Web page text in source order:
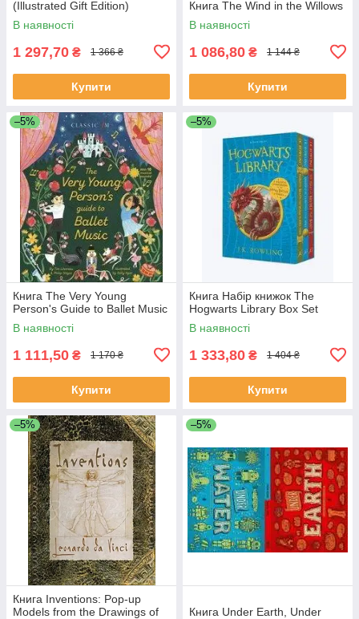
(Illustrated Gift Edition)
В наявності
1 297,70 ₴ 1 366 ₴
Купити
Книга The Wind in the Willows
В наявності
1 086,80 ₴ 1 144 ₴
Купити
–5%
Книга The Very Young
Person's Guide to Ballet Music
В наявності
1 111,50 ₴ 1 170 ₴
Купити
–5%
Книга Набір книжок The
Hogwarts Library Box Set
В наявності
1 333,80 ₴ 1 404 ₴
Купити
–5%
Книга Inventions: Pop-up
Models from the Drawings of
–5%
Книга Under Earth, Under